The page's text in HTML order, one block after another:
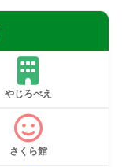
やじろべえ
さくら館